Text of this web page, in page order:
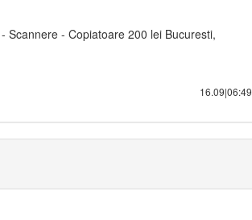
Scannere - Copiatoare 200 lei Bucuresti,
16.09|06:49